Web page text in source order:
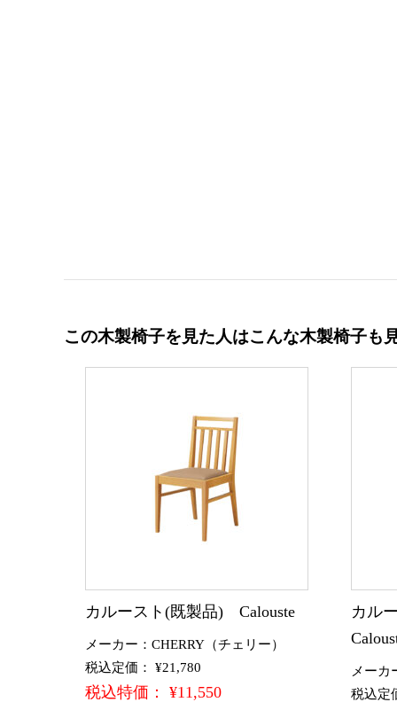
この木製椅子を見た人はこんな木製椅子も
カルースト(既製品) Calouste
メーカー：CHERRY（チェリー）
税込定価： ¥21,780
税込特価： ¥11,550
カル
メーカ
税込定